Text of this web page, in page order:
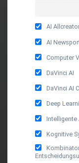
AI
AI
Computer
DaVinci AI
DaVinci AI
Deep
Intelligente
Kognitive